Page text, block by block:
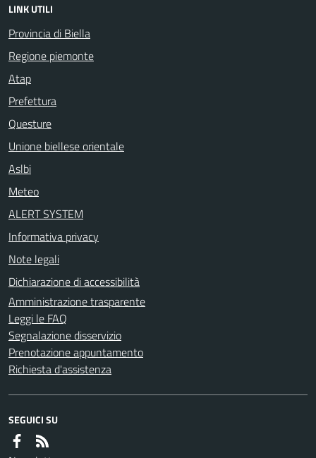
LINK UTILI
Provincia di Biella
Regione piemonte
Atap
Prefettura
Questure
Unione biellese orientale
Aslbi
Meteo
ALERT SYSTEM
Informativa privacy
Note legali
Dichiarazione di accessibilità
Amministrazione trasparente
Leggi le FAQ
Segnalazione disservizio
Prenotazione appuntamento
Richiesta d'assistenza
SEGUICI SU